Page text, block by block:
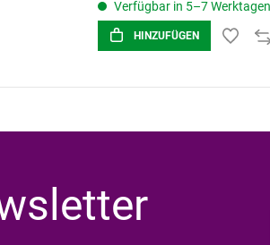
Verfügbar in 5–7 Werktagen
HINZUFÜGEN